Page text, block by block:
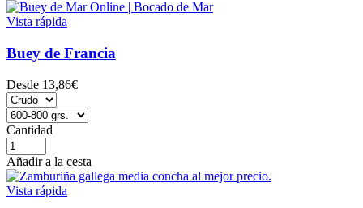
Vista rápida
Buey de Francia
Desde 13,86€
Cantidad
Añadir a la cesta
Vista rápida